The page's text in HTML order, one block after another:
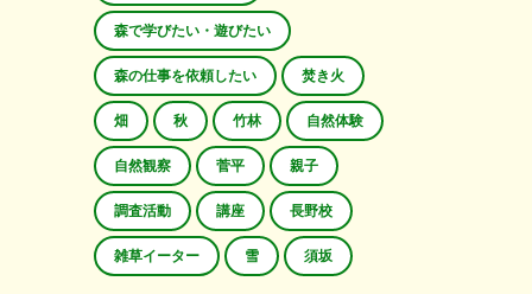
森で学びたい・遊びたい
森の仕事を依頼したい 焚き火
畑 秋 竹林 自然体験
自然観察 菅平 親子
調査活動 講座 長野校
雑草イーター 雪 須坂